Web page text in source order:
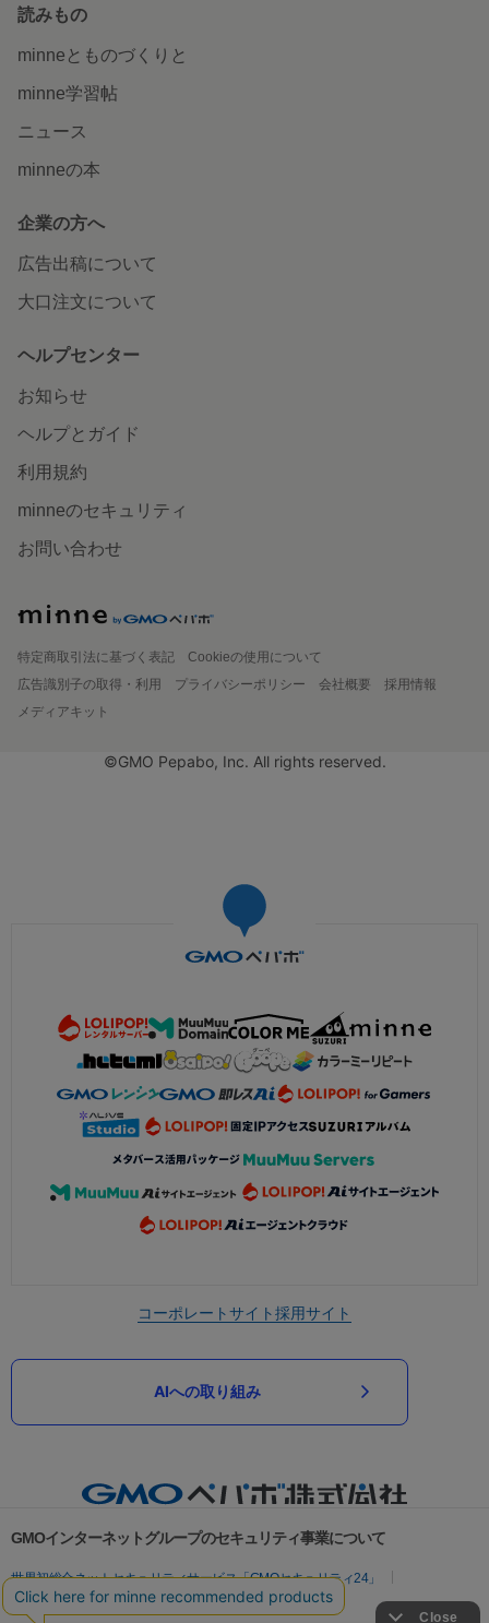
読みもの
minneとものづくりと
minne学習帖
ニュース
minneの本
企業の方へ
広告出稿について
大口注文について
ヘルプセンター
お知らせ
ヘルプとガイド
利用規約
minneのセキュリティ
お問い合わせ
特定商取引法に基づく表記
Cookieの使用について
広告識別子の取得・利用
プライバシーポリシー 会社概要
採用情報
メディアキット
©GMO Pepabo, Inc. All rights reserved.
コーポレートサイト採用サイト
AIへの取り組み
GMOインターネットグループのセキュリティ事業について
世界初総合ネットセキュリティサービス「GMOセキュリティ24」
パスワード漏洩診断
Webサイトリスク診断